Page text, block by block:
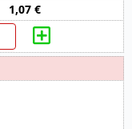
1,07 €